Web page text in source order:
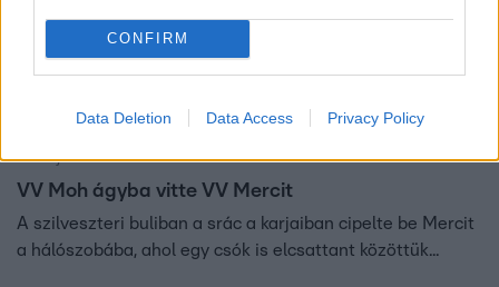
CONFIRM
Data Deletion Data Access Privacy Policy
2021. január 2. 20:25
VV Moh ágyba vitte VV Mercit
A szilveszteri buliban a srác a karjaiban cipelte be Mercit
a hálószobába, ahol egy csók is elcsattant közöttük...